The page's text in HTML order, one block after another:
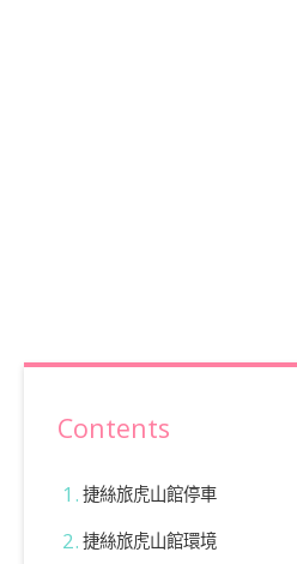
Contents
捷絲旅虎山館停車
捷絲旅虎山館環境